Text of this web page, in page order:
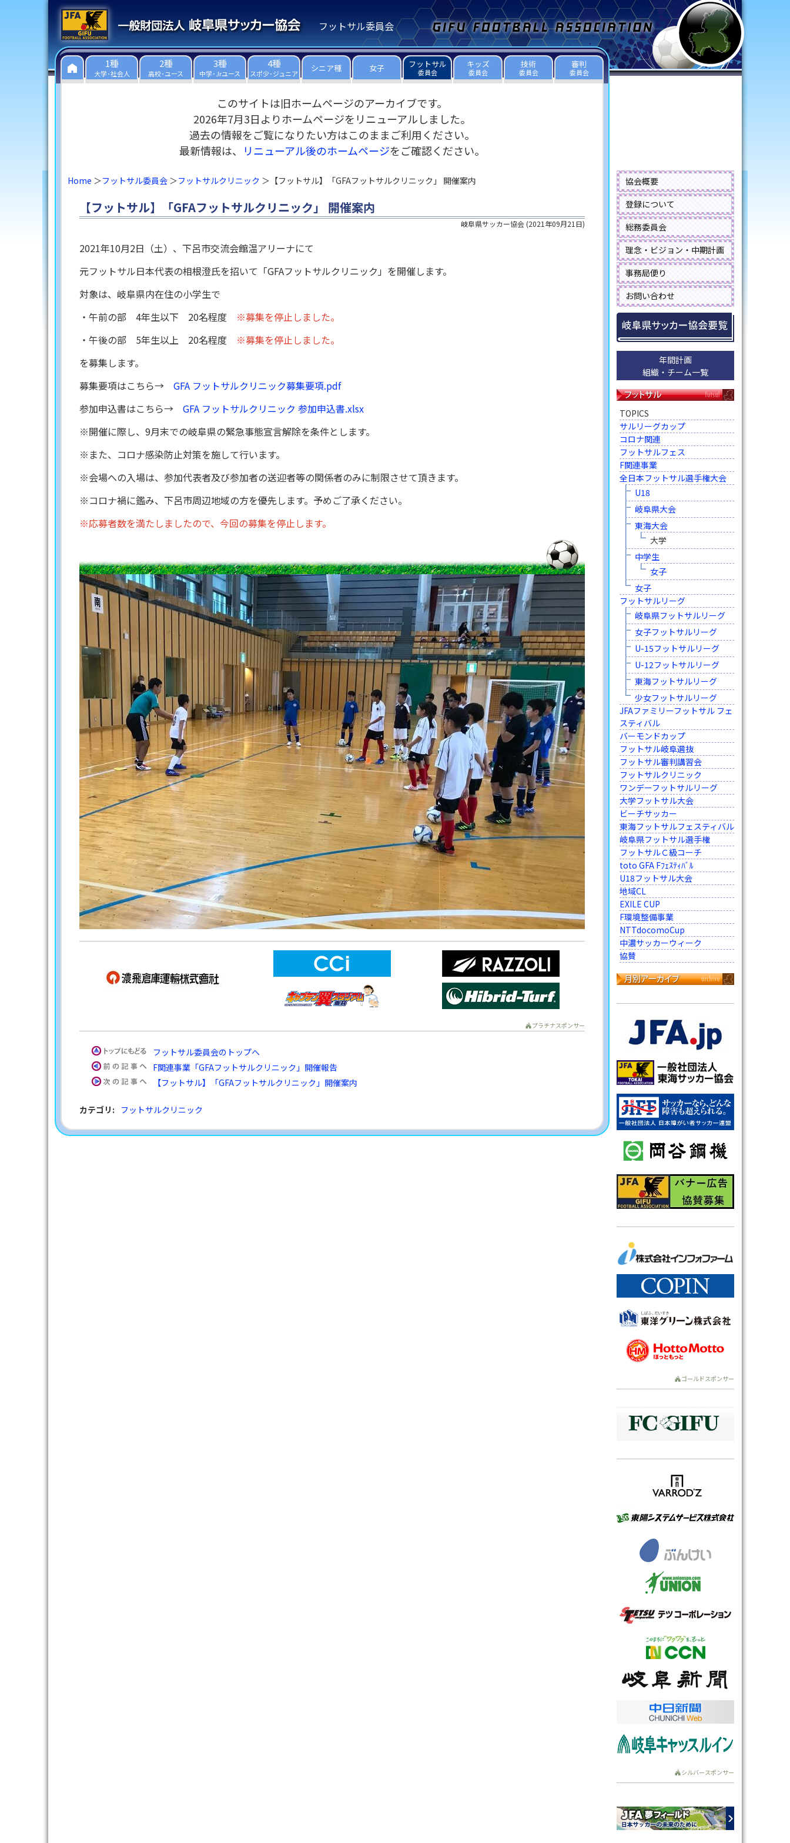
フットサル委員会
1種
大学･社会人
2種
高校･ユース
3種
中学･Jrユース
4種
スポ少･ジュニア シニア種 女子 フットサル
委員会
キッズ
委員会
技術
委員会
審判
委員会
このサイトは旧ホームページのアーカイブです。
2026年7月3日よりホームページをリニューアルしました。
過去の情報をご覧になりたい方はこのままご利用ください。
最新情報は、
リニューアル後のホームページをご確認ください。
Home フットサル委員会 フットサルクリニック 【フットサル】「GFAフットサルクリニック」 開催案内
【フットサル】「GFAフットサルクリニック」 開催案内
岐阜県サッカー協会 (2021年09月21日)
2021年10月2日（土）、下呂市交流会館温アリーナにて
元フットサル日本代表の相根澄氏を招いて「GFAフットサルクリニック」を開催します。
対象は、岐阜県内在住の小学生で
・午前の部 4年生以下 20名程度 ※募集を停止しました。
・午後の部 5年生以上 20名程度 ※募集を停止しました。
を募集します。
募集要項はこちら→ GFA フットサルクリニック募集要項.pdf
参加申込書はこちら→ GFA フットサルクリニック 参加申込書.xlsx
※開催に際し、9月末での岐阜県の緊急事態宣言解除を条件とします。
※また、コロナ感染防止対策を施して行います。
※会場への入場は、参加代表者及び参加者の送迎者等の関係者のみに制限させて頂きます。
※コロナ禍に鑑み、下呂市周辺地域の方を優先します。予めご了承ください。
※応募者数を満たしましたので、今回の募集を停止します。
プラチナスポンサー
フットサル委員会のトップへ
F関連事業「GFAフットサルクリニック」開催報告
【フットサル】「GFAフットサルクリニック」開催案内
カテゴリ : フットサルクリニック
協会概要
登録について
総務委員会
理念・ビジョン・中期計画
事務局便り
お問い合わせ
年間計画
組織・チーム一覧
TOPICS
サルリーグカップ
コロナ関連
フットサルフェス
F関連事業
全日本フットサル選手権大会
U18
岐阜県大会
東海大会
大学
中学生
女子
女子
フットサルリーグ
岐阜県フットサルリーグ
女子フットサルリーグ
U-15フットサルリーグ
U-12フットサルリーグ
東海フットサルリーグ
少女フットサルリーグ
JFAファミリーフットサル フェ
スティバル
バーモンドカップ
フットサル岐阜選抜
フットサル審判講習会
フットサルクリニック
ワンデーフットサルリーグ
大学フットサル大会
ビーチサッカー
東海フットサルフェスティバル
岐阜県フットサル選手権
フットサルＣ級コーチ
toto GFA Fﾌｪｽﾃｨﾊﾞﾙ
U18フットサル大会
地域CL
EXILE CUP
F環境整備事業
NTTdocomoCup
中濃サッカーウィーク
協賛
ゴールドスポンサー
シルバースポンサー